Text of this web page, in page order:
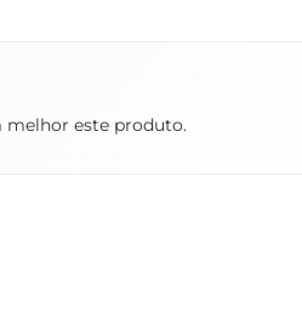
melhor este produto.